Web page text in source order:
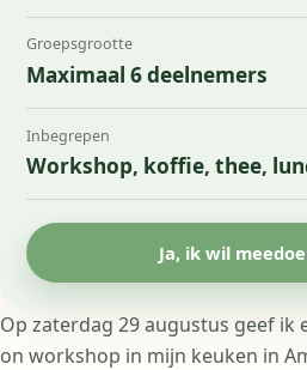
Op zaterdag 29 augustus geef ik
on workshop in mijn keuken in
Groepsgrootte
Maximaal 6 deelnemers
Inbegrepen
Workshop, koffie, thee,
Ja, ik wil